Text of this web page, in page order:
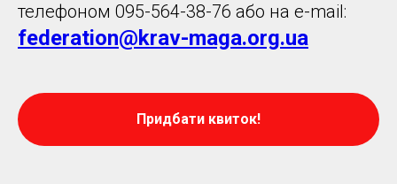
телефоном 095-564-38-76 або на e-mail:
federation@krav-maga.org.ua
Придбати квиток!